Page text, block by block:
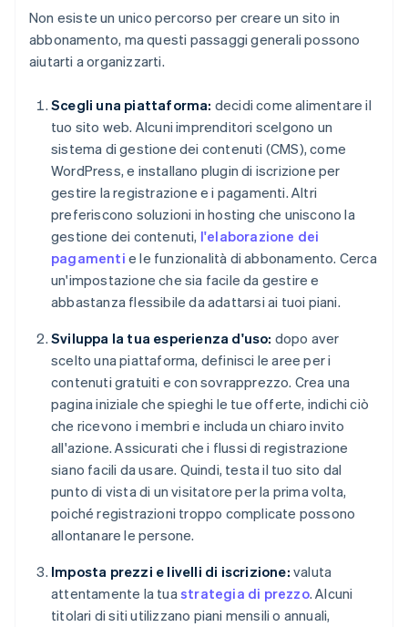
Non esiste un unico percorso per creare un sito in
abbonamento, ma questi passaggi generali possono
aiutarti a organizzarti.
Scegli una piattaforma: decidi come alimentare il
tuo sito web. Alcuni imprenditori scelgono un
sistema di gestione dei contenuti (CMS), come
WordPress, e installano plugin di iscrizione per
gestire la registrazione e i pagamenti. Altri
preferiscono soluzioni in hosting che uniscono la
gestione dei contenuti, l'elaborazione dei
pagamenti e le funzionalità di abbonamento. Cerca
un'impostazione che sia facile da gestire e
abbastanza flessibile da adattarsi ai tuoi piani.
Sviluppa la tua esperienza d'uso: dopo aver
scelto una piattaforma, definisci le aree per i
contenuti gratuiti e con sovrapprezzo. Crea una
pagina iniziale che spieghi le tue offerte, indichi ciò
che ricevono i membri e includa un chiaro invito
all'azione. Assicurati che i flussi di registrazione
siano facili da usare. Quindi, testa il tuo sito dal
punto di vista di un visitatore per la prima volta,
poiché registrazioni troppo complicate possono
allontanare le persone.
Imposta prezzi e livelli di iscrizione: valuta
attentamente la tuastrategia di prezzo. Alcuni
titolari di siti utilizzano piani mensili o annuali,